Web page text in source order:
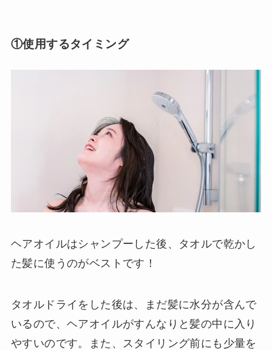
①使用するタイミング
ヘアオイルはシャンプーした後、タオルで乾かし
た髪に使うのがベストです！
タオルドライをした後は、まだ髪に水分が含んで
いるので、ヘアオイルがすんなりと髪の中に入り
やすいのです。また、スタイリング前にも少量を